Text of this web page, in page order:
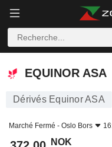
EQUINOR ASA
EQUINOR ASA
Dérivés Equinor ASA
Marché Fermé - Oslo Bors
NOK